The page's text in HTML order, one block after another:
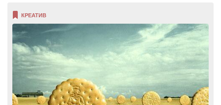
КРЕАТИВ